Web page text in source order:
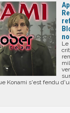
Le
Konami s'est fendu